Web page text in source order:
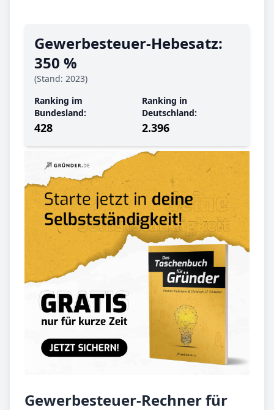
Gewerbe­steuer-Hebe­satz:
350 %
(Stand: 2023)
Ranking im
Bundesland:
428
Ranking in
Deutschland:
2.396
Gewerbesteuer-Rechner für